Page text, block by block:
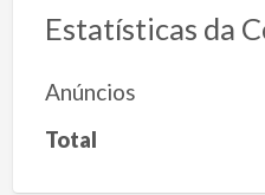
Estatísticas da
Anúncios
Total